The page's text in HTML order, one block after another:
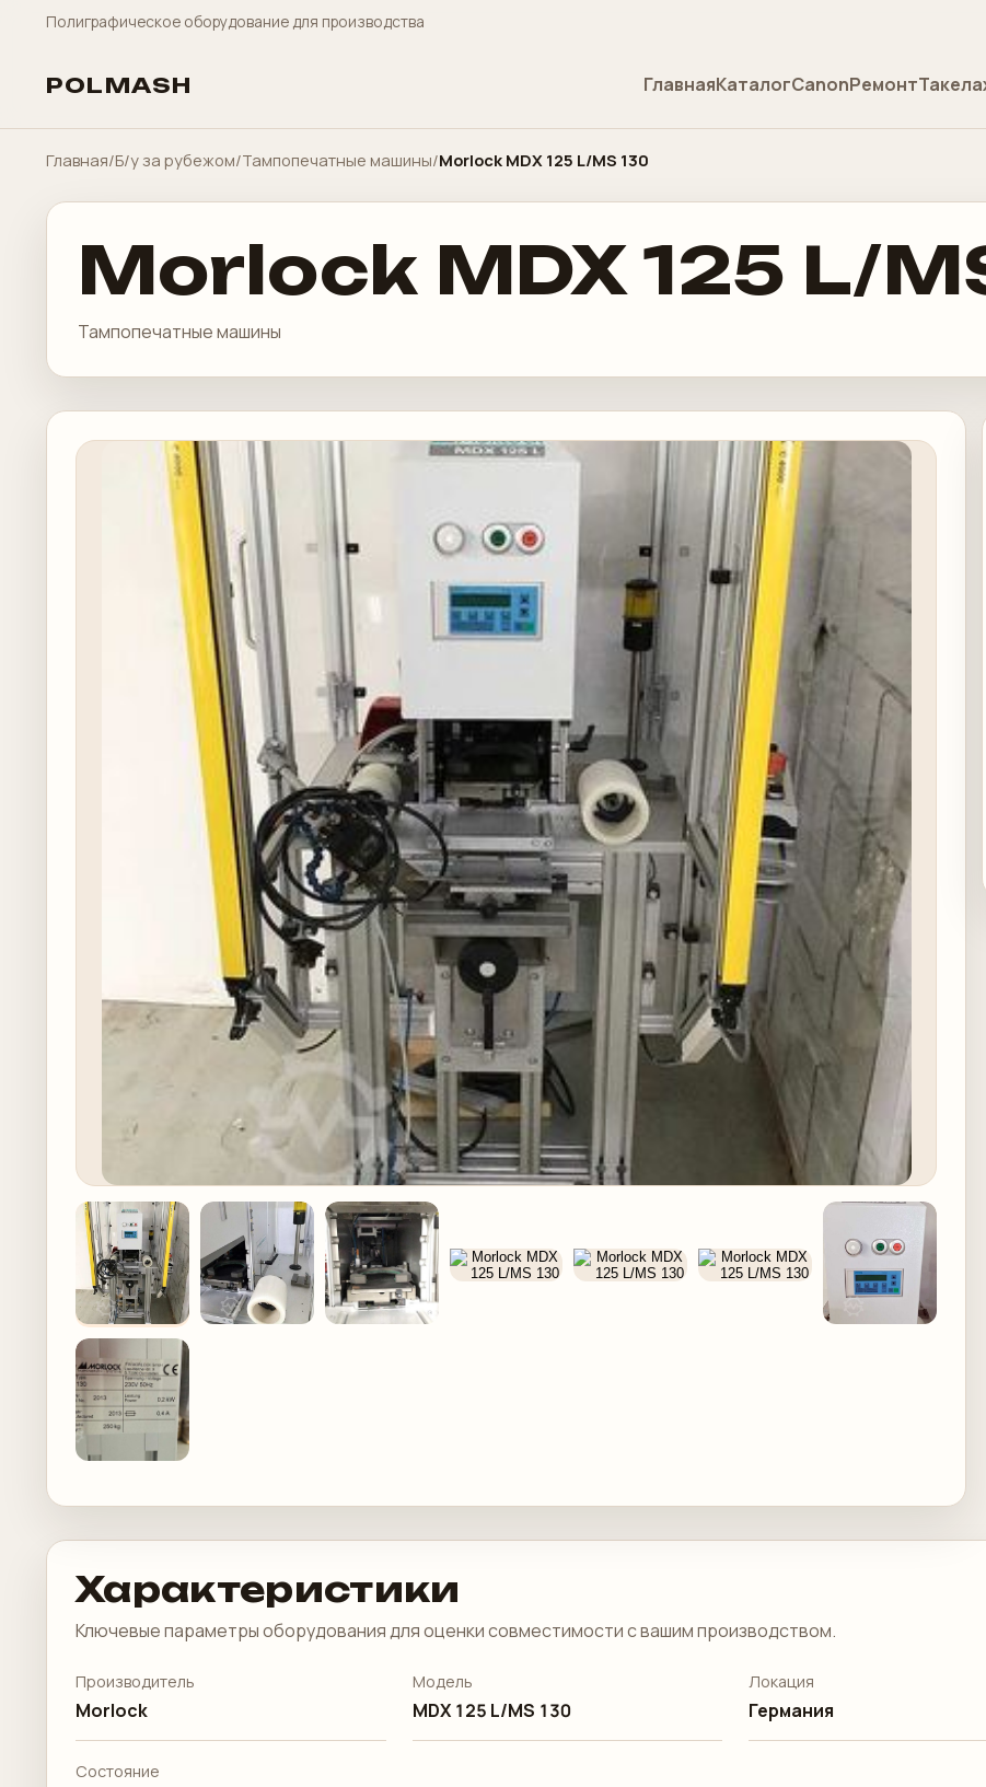
Полиграфическое оборудование для производства
POLMASH ГлавнаяКаталогCanonРемонт
Главная/Б/у за рубежом/Тампопечатные машины/Morlock MDX 125 L/MS 130
Morlock MDX 125 L/
Тампопечатные машины
Характеристики
Ключевые параметры оборудования для оценки совместимости с вашим производством.
Производитель
Morlock
Модель
MDX 125 L/MS 130
Локация
Германия
Состояние